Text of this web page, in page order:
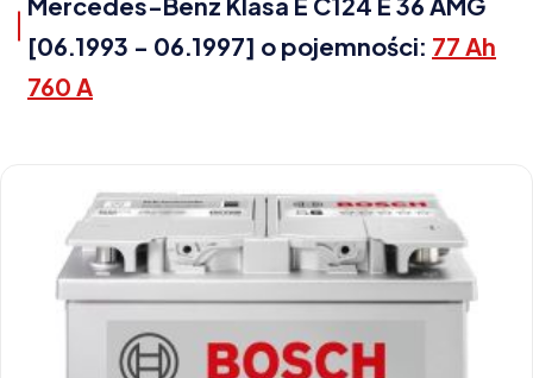
[06.1993 - 06.1997] o pojemności: 77 Ah
760 A